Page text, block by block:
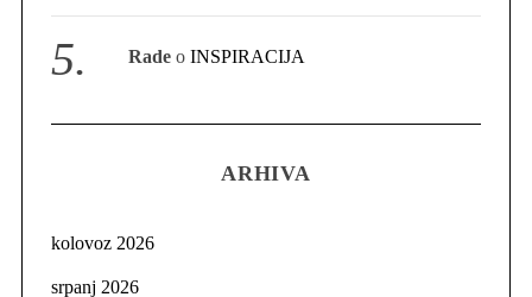
Rade oINSPIRACIJA
ARHIVA
kolovoz 2026
srpanj 2026